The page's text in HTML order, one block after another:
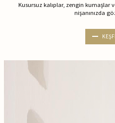
Kusursuz kalıplar, zengin kumaşlar
nişanınızda